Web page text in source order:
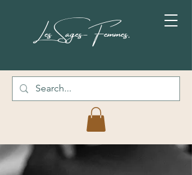
Les Sages-Femmes.